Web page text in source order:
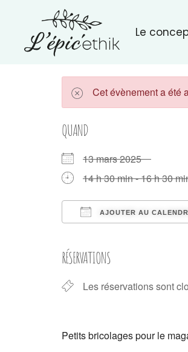
Le
Cet évènement a été
QUAND
13 mars 2025
14 h 30 min - 16 h 30
AJOUTER AU
RÉSERVATIONS
Les réservations sont
Petits bricolages pour le